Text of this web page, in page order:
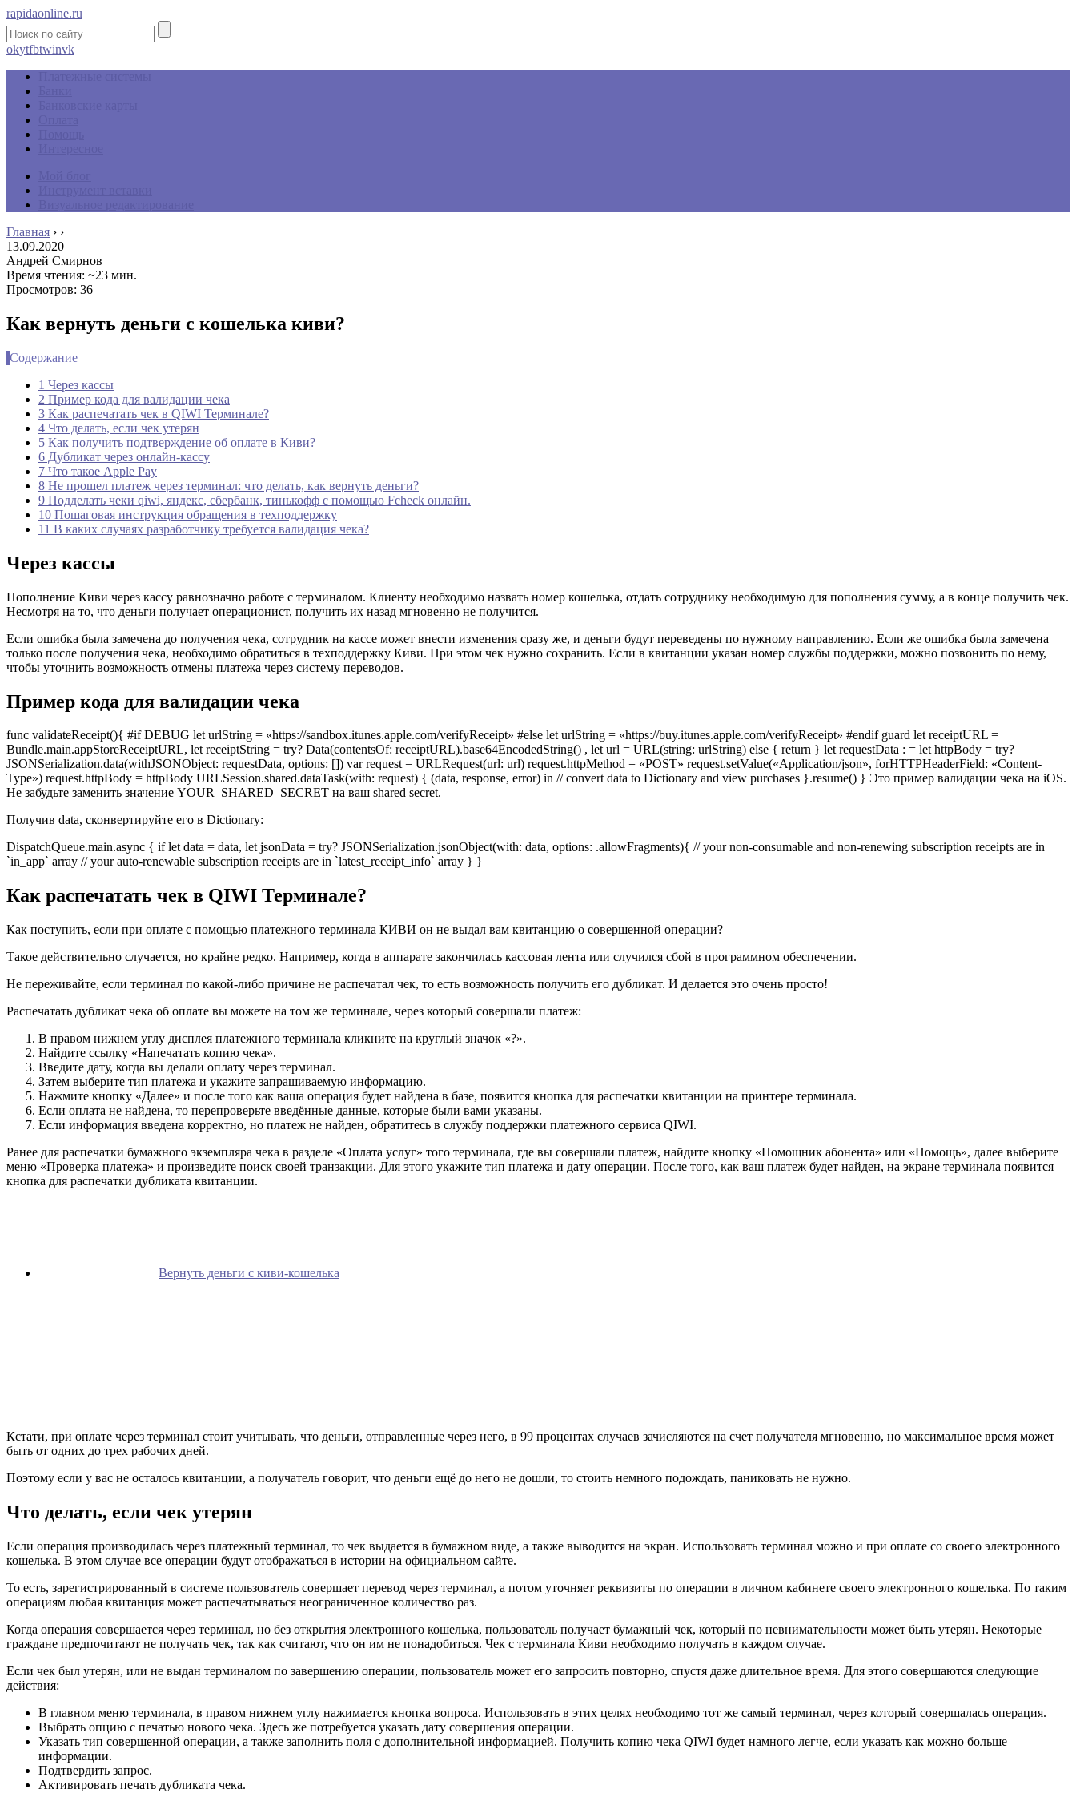
rapidaonline.ru
okytfbtwinvk
Главная › ›
13.09.2020
Андрей Смирнов
Время чтения: ~23 мин.
Просмотров: 36
Как вернуть деньги с кошелька киви?
Содержание
1 Через кассы
2 Пример кода для валидации чека
3 Как распечатать чек в QIWI Терминале?
4 Что делать, если чек утерян
5 Как получить подтверждение об оплате в Киви?
6 Дубликат через онлайн-кассу
7 Что такое Apple Pay
8 Не прошел платеж через терминал: что делать, как вернуть деньги?
9 Подделать чеки qiwi, яндекс, сбербанк, тинькофф с помощью Fcheck онлайн.
10 Пошаговая инструкция обращения в техподдержку
11 В каких случаях разработчику требуется валидация чека?
Через кассы
Пополнение Киви через кассу равнозначно работе с терминалом. Клиенту необходимо назвать номер кошелька, отдать сотруднику необходимую для пополнения сумму, а в конце получить чек.
Несмотря на то, что деньги получает операционист, получить их назад мгновенно не получится.
Если ошибка была замечена до получения чека, сотрудник на кассе может внести изменения сразу же, и деньги будут переведены по нужному направлению. Если же ошибка была замечена
только после получения чека, необходимо обратиться в техподдержку Киви. При этом чек нужно сохранить. Если в квитанции указан номер службы поддержки, можно позвонить по нему,
чтобы уточнить возможность отмены платежа через систему переводов.
Пример кода для валидации чека
func validateReceipt(){ #if DEBUG let urlString = «https://sandbox.itunes.apple.com/verifyReceipt» #else let urlString = «https://buy.itunes.apple.com/verifyReceipt» #endif guard let receiptURL =
Bundle.main.appStoreReceiptURL, let receiptString = try? Data(contentsOf: receiptURL).base64EncodedString() , let url = URL(string: urlString) else { return } let requestData : = let httpBody = try?
JSONSerialization.data(withJSONObject: requestData, options: []) var request = URLRequest(url: url) request.httpMethod = «POST» request.setValue(«Application/json», forHTTPHeaderField: «Content-
Type») request.httpBody = httpBody URLSession.shared.dataTask(with: request) { (data, response, error) in // convert data to Dictionary and view purchases }.resume() } Это пример валидации чека на iOS.
Не забудьте заменить значение YOUR_SHARED_SECRET на ваш shared secret.
Получив data, сконвертируйте его в Dictionary:
DispatchQueue.main.async { if let data = data, let jsonData = try? JSONSerialization.jsonObject(with: data, options: .allowFragments){ // your non-consumable and non-renewing subscription receipts are in
`in_app` array // your auto-renewable subscription receipts are in `latest_receipt_info` array } }
Как распечатать чек в QIWI Терминале?
Как поступить, если при оплате с помощью платежного терминала КИВИ он не выдал вам квитанцию о совершенной операции?
Такое действительно случается, но крайне редко. Например, когда в аппарате закончилась кассовая лента или случился сбой в программном обеспечении.
Не переживайте, если терминал по какой-либо причине не распечатал чек, то есть возможность получить его дубликат. И делается это очень просто!
Распечатать дубликат чека об оплате вы можете на том же терминале, через который совершали платеж:
В правом нижнем углу дисплея платежного терминала кликните на круглый значок «?».
Найдите ссылку «Напечатать копию чека».
Введите дату, когда вы делали оплату через терминал.
Затем выберите тип платежа и укажите запрашиваемую информацию.
Нажмите кнопку «Далее» и после того как ваша операция будет найдена в базе, появится кнопка для распечатки квитанции на принтере терминала.
Если оплата не найдена, то перепроверьте введённые данные, которые были вами указаны.
Если информация введена корректно, но платеж не найден, обратитесь в службу поддержки платежного сервиса QIWI.
Ранее для распечатки бумажного экземпляра чека в разделе «Оплата услуг» того терминала, где вы совершали платеж, найдите кнопку «Помощник абонента» или «Помощь», далее выберите
меню «Проверка платежа» и произведите поиск своей транзакции. Для этого укажите тип платежа и дату операции. После того, как ваш платеж будет найден, на экране терминала появится
кнопка для распечатки дубликата квитанции.
Вернуть деньги с киви-кошелька
Кстати, при оплате через терминал стоит учитывать, что деньги, отправленные через него, в 99 процентах случаев зачисляются на счет получателя мгновенно, но максимальное время может
быть от одних до трех рабочих дней.
Поэтому если у вас не осталось квитанции, а получатель говорит, что деньги ещё до него не дошли, то стоить немного подождать, паниковать не нужно.
Что делать, если чек утерян
Если операция производилась через платежный терминал, то чек выдается в бумажном виде, а также выводится на экран. Использовать терминал можно и при оплате со своего электронного
кошелька. В этом случае все операции будут отображаться в истории на официальном сайте.
То есть, зарегистрированный в системе пользователь совершает перевод через терминал, а потом уточняет реквизиты по операции в личном кабинете своего электронного кошелька. По таким
операциям любая квитанция может распечатываться неограниченное количество раз.
Когда операция совершается через терминал, но без открытия электронного кошелька, пользователь получает бумажный чек, который по невнимательности может быть утерян. Некоторые
граждане предпочитают не получать чек, так как считают, что он им не понадобиться. Чек с терминала Киви необходимо получать в каждом случае.
Если чек был утерян, или не выдан терминалом по завершению операции, пользователь может его запросить повторно, спустя даже длительное время. Для этого совершаются следующие
действия:
В главном меню терминала, в правом нижнем углу нажимается кнопка вопроса. Использовать в этих целях необходимо тот же самый терминал, через который совершалась операция.
Выбрать опцию с печатью нового чека. Здесь же потребуется указать дату совершения операции.
Указать тип совершенной операции, а также заполнить поля с дополнительной информацией. Получить копию чека QIWI будет намного легче, если указать как можно больше
информации.
Подтвердить запрос.
Активировать печать дубликата чека.